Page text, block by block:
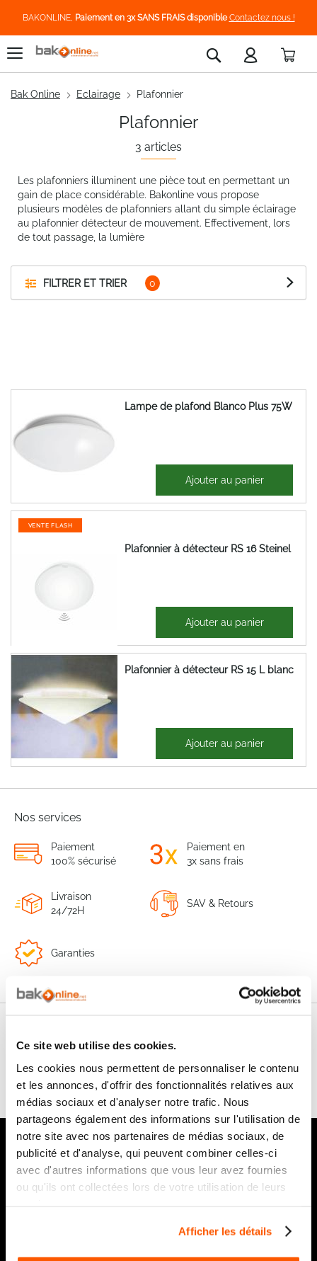
Ce site web utilise des cookies.
Les cookies nous permettent de personnaliser le contenu
et les annonces, d'offrir des fonctionnalités relatives aux
médias sociaux et d'analyser notre trafic. Nous
partageons également des informations sur l'utilisation de
notre site avec nos partenaires de médias sociaux, de
publicité et d'analyse, qui peuvent combiner celles-ci
avec d'autres informations que vous leur avez fournies
ou qu'ils ont collectées lors de votre utilisation de leurs
Afficher les détails
BAKONLINE, Paiement en 3x SANS FRAIS disponible Contactez nous !
Rechercher
Bak Online Eclairage Plafonnier
FILTRER ET TRIER
3 articles
Plafonnier
Les plafonniers illuminent une pièce tout en permettant un
gain de place considérable. Bakonline vous propose
plusieurs modèles de plafonniers allant du simple éclairage
au plafonnier détecteur de mouvement. Effectivement, lors
de tout passage, la lumière
Lampe de plafond Blanco Plus 75W
58,55 € Ajouter au panier
VENTE FLASH
Plafonnier à détecteur RS 16 Steinel
Ajouter au panier
Plafonnier à détecteur RS 15 L blanc
Ajouter au panier
Nos services
Paiement
100% sécurisé
Paiement en
3x sans frais
Livraison
24/72H
SAV & Retours
Garanties
FAQ
Notre newsletter
Recevez par e-mail notre actualité avec les promos du
moment et les nouveautés en avant-première